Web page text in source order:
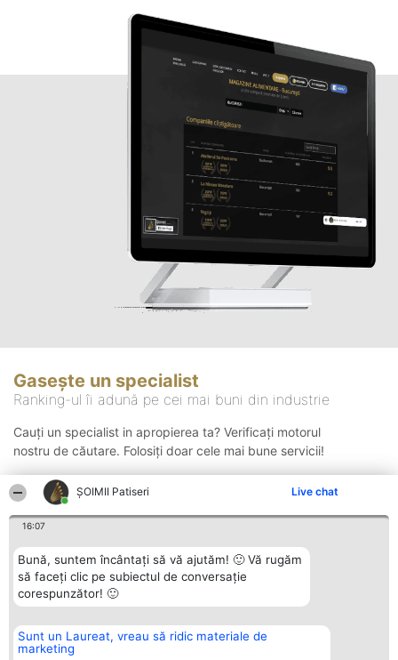
ȘOIMII Patiseri Live chat
16:07
Bună, suntem încântați să vă ajutăm! 🙂 Vă rugăm
să faceți clic pe subiectul de conversație
corespunzător! 🙂
Sunt un Laureat, vreau să ridic materiale de
marketing
Gasește un specialist
Ranking-ul îi adună pe cei mai buni din industrie
Cauți un specialist in apropierea ta? Verificați motorul
nostru de căutare. Folosiți doar cele mai bune servicii!
Organizator Ranking
BRIGHT SOLUTIONS BR SRL
Plebiscyt Contact